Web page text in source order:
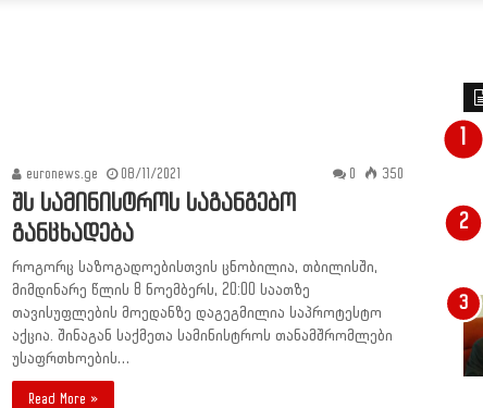
euronews.ge 08/11/2021 0 350
შს სამინისტროს საგანგებო
განცხადება
როგორც საზოგადოებისთვის ცნობილია, თბილისში,
მიმდინარე წლის 8 ნოემბერს, 20:00 საათზე
თავისუფლების მოედანზე დაგეგმილია საპროტესტო
აქცია. შინაგან საქმეთა სამინისტროს თანამშრომლები
უსაფრთხოების…
Read More »